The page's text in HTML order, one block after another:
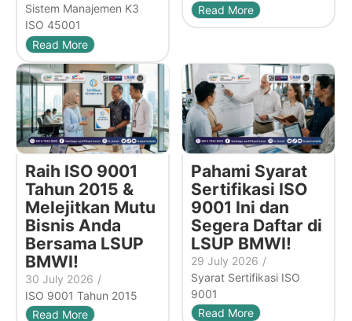
Sistem Manajemen K3
ISO 45001
Read More
Read More
Raih ISO 9001
Tahun 2015 &
Melejitkan Mutu
Bisnis Anda
Bersama LSUP
BMWI!
30 July 2026 /
ISO 9001 Tahun 2015
Read More
Pahami Syarat
Sertifikasi ISO
9001 Ini dan
Segera Daftar di
LSUP BMWI!
29 July 2026 /
Syarat Sertifikasi ISO
9001
Read More